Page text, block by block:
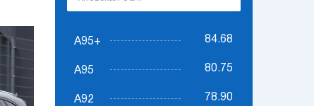
А95+ 84.68
А95 80.75
А92 78.90